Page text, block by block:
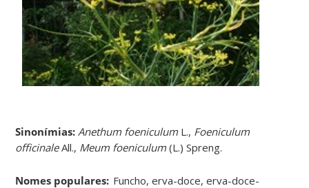
Sinonímias: Anethum foeniculum L., Foeniculum
officinaleAll., Meum foeniculum (L.) Spreng.
Nomes populares: Funcho, erva-doce, erva-doce-